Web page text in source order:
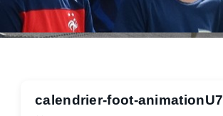
calendrier-foot-animationU7